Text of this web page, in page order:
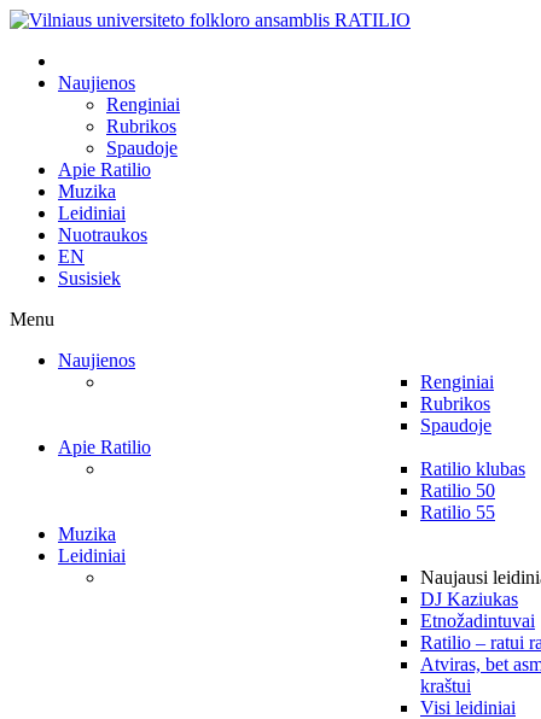
Naujienos
Renginiai
Rubrikos
Spaudoje
Apie Ratilio
Muzika
Leidiniai
Nuotraukos
EN
Susisiek
Menu
Naujienos
Renginiai
Rubrikos
Spaudoje
Apie Ratilio
Ratilio klubas
Ratilio 50
Ratilio 55
Muzika
Leidiniai
Naujausi
DJ Kaziukas
Etnožadintuvai
Ratilio – ratui
Atviras, bet
kraštui
Visi leidiniai